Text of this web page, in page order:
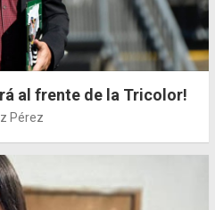
al frente de la Tricolor!
Pérez